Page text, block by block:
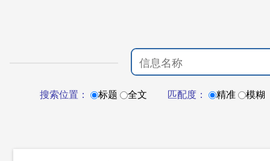
搜索位置： 标题 全文 匹配度： 精准 模糊